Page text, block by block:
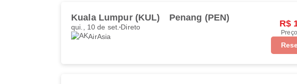
Kuala Lumpur (KUL) Penang (PEN)
qui., 10 de set. Direto
AirAsia
R$